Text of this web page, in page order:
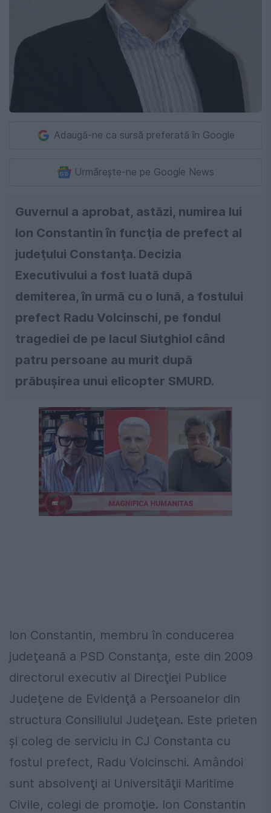
Adaugă-ne ca sursă preferată în Google
Urmărește-ne pe Google News
Guvernul a aprobat, astăzi, numirea lui
Ion Constantin în funcţia de prefect al
judeţului Constanţa. Decizia
Executivului a fost luată după
demiterea, în urmă cu o lună, a fostului
prefect Radu Volcinschi, pe fondul
tragediei de pe lacul Siutghiol când
patru persoane au murit după
prăbuşirea unui elicopter SMURD.
Ion Constantin, membru în conducerea
judeţeană a PSD Constanţa, este din 2009
directorul executiv al Direcţiei Publice
Judeţene de Evidenţă a Persoanelor din
structura Consiliului Judeţean. Este prieten
şi coleg de serviciu in CJ Constanta cu
fostul prefect, Radu Volcinschi. Amândoi
sunt absolvenţi ai Universităţii Maritime
Civile, colegi de promoţie. Ion Constantin